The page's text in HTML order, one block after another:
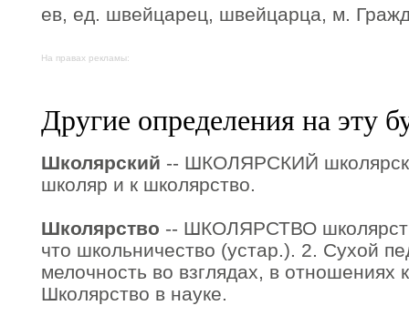
ев, ед. швейцарец, швейцарца, м.
На правах рекламы:
Другие определения на эту
Школярский -- ШКОЛЯРСКИЙ
школяр и к школярство.
Школярство -- ШКОЛЯРСТВО
что школьничество (устар.). 2. Сухой
мелочность во взглядах, в отношениях
Школярство в науке.